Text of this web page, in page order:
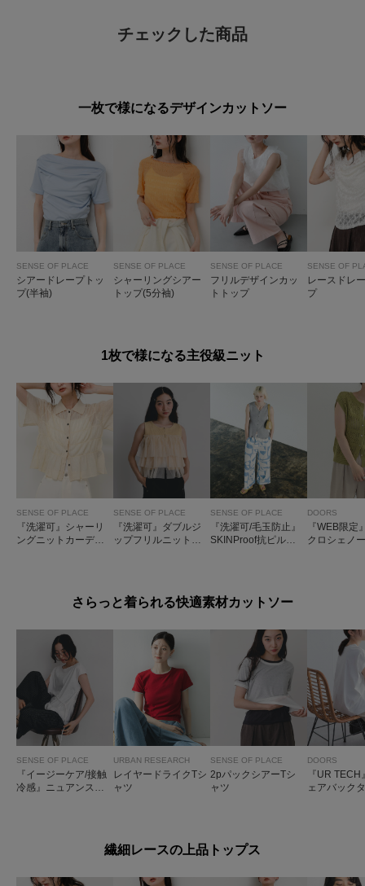
チェックした商品
一枚で様になるデザインカットソー
SENSE OF PLACE
シアードレープトッ
プ(半袖)
SENSE OF PLACE
シャーリングシアー
トップ(5分袖)
SENSE OF PLACE
フリルデザインカッ
トトップ
SENSE OF
レースドレ
プ
1枚で様になる主役級ニット
SENSE OF PLACE
『洗濯可』シャーリ
ングニットカーディ
SENSE OF PLACE
『洗濯可』ダブルジ
ップフリルニットト
SENSE OF PLACE
『洗濯可/毛玉防止』
SKINProof抗ピルペ
DOORS
『WEB限定
クロシェノ
さらっと着られる快適素材カットソー
SENSE OF PLACE
『イージーケア/接触
冷感』ニュアンスコ
URBAN RESEARCH
レイヤードライクTシ
ャツ
SENSE OF PLACE
2pパックシアーTシ
ャツ
DOORS
『UR
ェアバック
繊細レースの上品トップス